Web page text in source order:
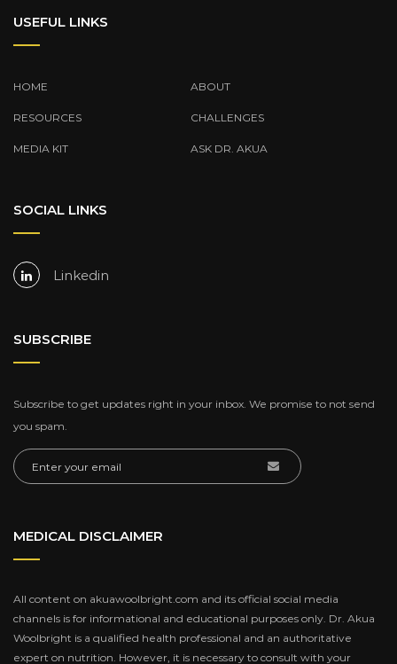
USEFUL LINKS
HOME ABOUT
RESOURCES CHALLENGES
MEDIA KIT ASK DR. AKUA
SOCIAL LINKS
Linkedin
SUBSCRIBE
Subscribe to get updates right in your inbox. We promise to not send
you spam.
MEDICAL DISCLAIMER
All content on akuawoolbright.com and its official social media
channels is for informational and educational purposes only. Dr. Akua
Woolbright is a qualified health professional and an authoritative
expert on nutrition. However, it is necessary to consult with your